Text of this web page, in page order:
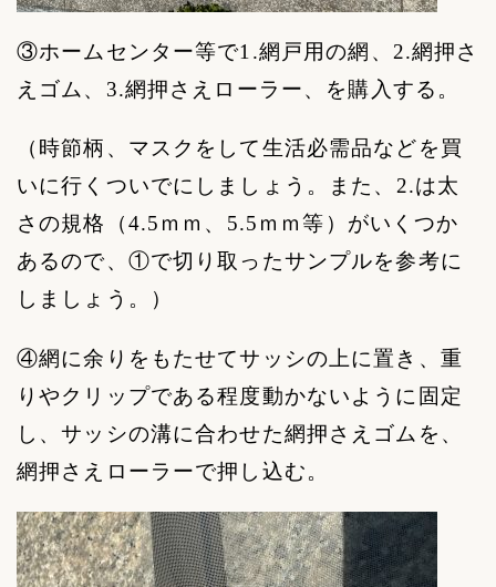
③ホームセンター等で1.網戸用の網、 2.網押さ
えゴム、 3.網押さえローラー、を購入する。
（時節柄、マスクをして生活必需品などを買
いに行くついでにしましょう。また、 2.は太
さの規格（4.5 ｍｍ、 5.5 ｍｍ等）がいくつか
あるので、①で切り取ったサンプルを参考に
しましょう。）
④網に余りをもたせてサッシの上に置き、重
りやクリップである程度動かないように固定
し、サッシの溝に合わせた網押さえゴムを、
網押さえローラーで押し込む。